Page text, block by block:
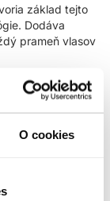
O cookies
základ tejto
Dodáva
prameň vlasov
široké